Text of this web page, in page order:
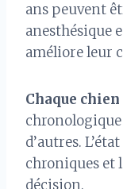
ans peuvent
anesthésique
améliore leur
Chaque
chronologique
d’autres.
chroniques et
décision.